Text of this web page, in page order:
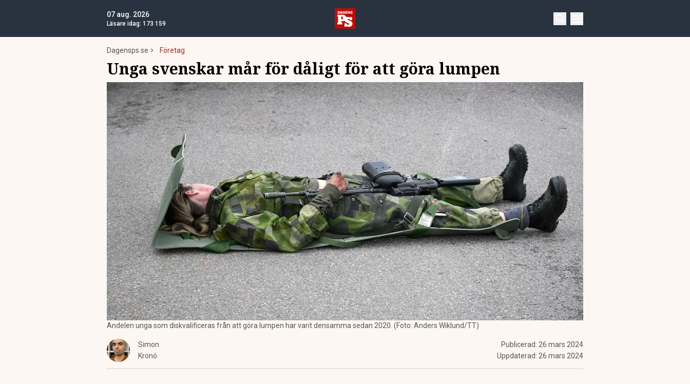
07 aug. 2026
Läsare idag: 173 159
Dagensps.se Företag
Unga svenskar mår för dåligt för att göra lumpen
Andelen unga som diskvalificeras från att göra lumpen har varit densamma sedan 2020. (Foto: Anders Wiklund/TT)
Simon
Kronö
Publicerad: 26 mars 2024
Uppdaterad: 26 mars 2024